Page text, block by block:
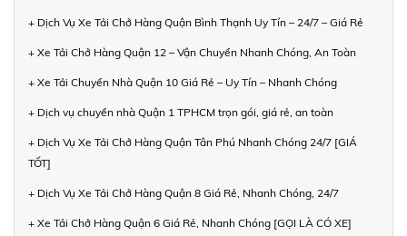
+ Dịch Vụ Xe Tải Chở Hàng Quận Bình Thạnh Uy Tín – 24/7 – Giá Rẻ
+ Xe Tải Chở Hàng Quận 12 – Vận Chuyển Nhanh Chóng, An Toàn
+ Xe Tải Chuyển Nhà Quận 10 Giá Rẻ – Uy Tín – Nhanh Chóng
+ Dịch vụ chuyển nhà Quận 1 TPHCM trọn gói, giá rẻ, an toàn
+ Dịch Vụ Xe Tải Chở Hàng Quận Tân Phú Nhanh Chóng 24/7 [GIÁ
TỐT]
+ Dịch Vụ Xe Tải Chở Hàng Quận 8 Giá Rẻ, Nhanh Chóng, 24/7
+ Xe Tải Chở Hàng Quận 6 Giá Rẻ, Nhanh Chóng [GỌI LÀ CÓ XE]